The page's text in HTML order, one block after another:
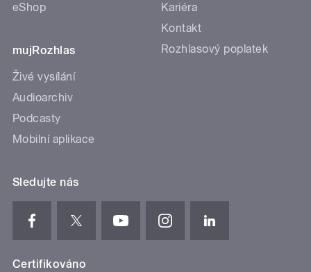
eShop
mujRozhlas
Živé vysílání
Audioarchiv
Podcasty
Mobilní aplikace
Kariéra
Kontakt
Rozhlasový poplatek
Sledujte nás
Certifikováno